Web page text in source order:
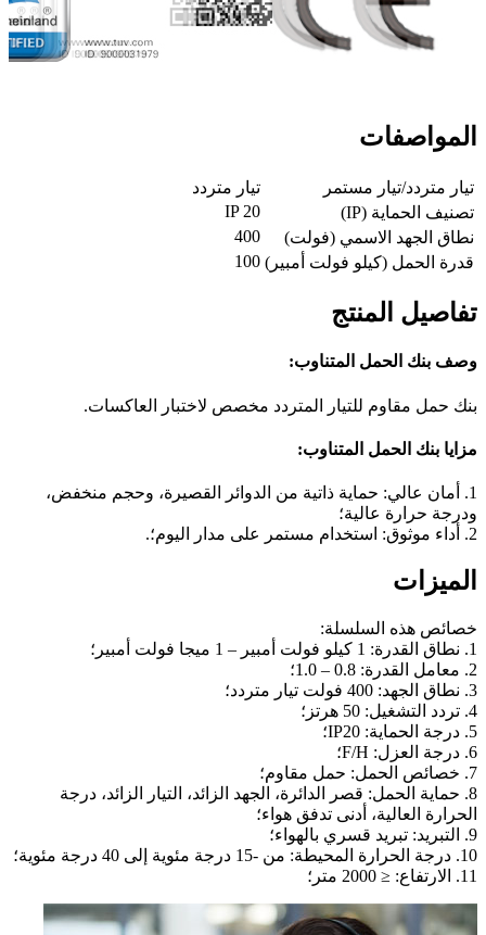
المواصفات
تيار متردد/تيار مستمر
تيار متردد
تصنيف الحماية (IP)
IP 20
نطاق الجهد الاسمي (فولت)
400
قدرة الحمل (كيلو فولت أمبير) 100
تفاصيل المنتج
وصف بنك الحمل المتناوب:
بنك حمل مقاوم للتيار المتردد مخصص لاختبار العاكسات.
مزايا بنك الحمل المتناوب:
1. أمان عالي: حماية ذاتية من الدوائر القصيرة، وحجم منخفض،
ودرجة حرارة عالية؛
2. أداء موثوق: استخدام مستمر على مدار اليوم؛.
الميزات
خصائص هذه السلسلة:
1. نطاق القدرة: 1 كيلو فولت أمبير – 1 ميجا فولت أمبير؛
2. معامل القدرة: 0.8 – 1.0؛
3. نطاق الجهد: 400 فولت تيار متردد؛
4. تردد التشغيل: 50 هرتز؛
5. درجة الحماية: IP20؛
6. درجة العزل: F/H؛
7. خصائص الحمل: حمل مقاوم؛
8. حماية الحمل: قصر الدائرة، الجهد الزائد، التيار الزائد، درجة
الحرارة العالية، أدنى تدفق هواء؛
9. التبريد: تبريد قسري بالهواء؛
10. درجة الحرارة المحيطة: من -15 درجة مئوية إلى 40 درجة مئوية؛
11. الارتفاع: ≤ 2000 متر؛